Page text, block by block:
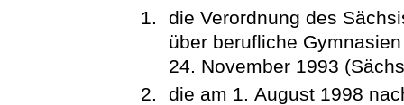
die Verordnung des
über berufliche
24. November 1993
die am 1. August 1998